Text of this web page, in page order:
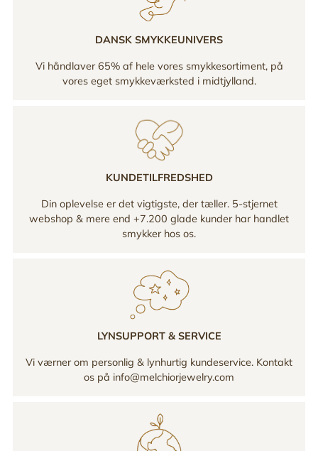
DANSK SMYKKEUNIVERS
Vi håndlaver 65% af hele vores smykkesortiment, på
vores eget smykkeværksted i midtjylland.
KUNDETILFREDSHED
Din oplevelse er det vigtigste, der tæller. 5-stjernet
webshop & mere end +7.200 glade kunder har handlet
smykker hos os.
LYNSUPPORT & SERVICE
Vi værner om personlig & lynhurtig kundeservice. Kontakt
os på info@melchiorjewelry.com